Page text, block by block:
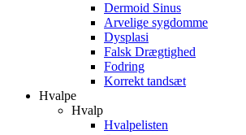
Dermoid Sinus
Arvelige sygdomme
Dysplasi
Falsk Drægtighed
Fodring
Korrekt tandsæt
Hvalpe
Hvalp
Hvalpelisten